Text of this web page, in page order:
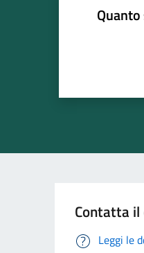
Contatta il
Leggi le